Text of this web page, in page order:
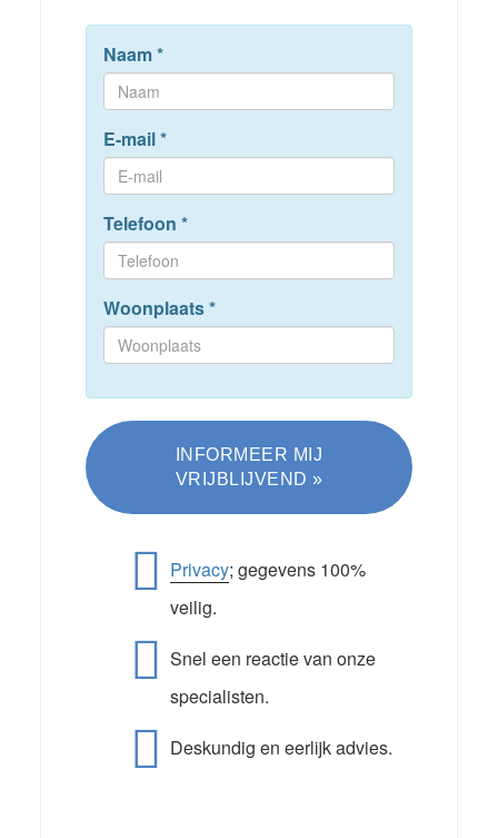
Naam*
E-mail*
Telefoon *
Woonplaats*
Privacy; gegevens 100%
veilig.
Snel een reactie van onze
specialisten.
Deskundig en eerlijk advies.